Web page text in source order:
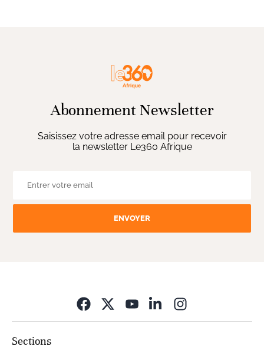
Abonnement Newsletter
Saisissez votre adresse email pour recevoir
la newsletter Le360 Afrique
ENVOYER
Sections